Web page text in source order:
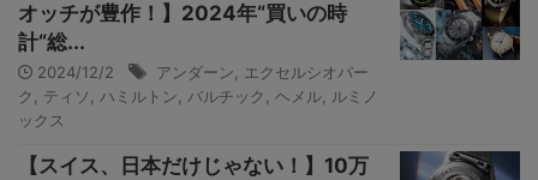
オッチが豊作！】2024年“買いの時
計“総...
2024/12/2 アンダーン
エクセルシオパー
ク
ティソ ハミルトン バルチック ヘメル
ルミノ
ックス
【スイス、日本だけじゃない！】10万